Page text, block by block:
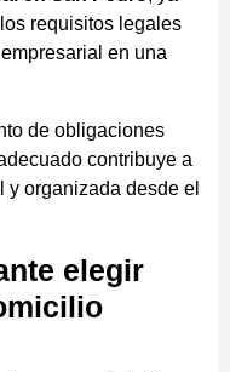
requisitos legales
en una
de obligaciones
contribuye a
y organizada desde el
elegir